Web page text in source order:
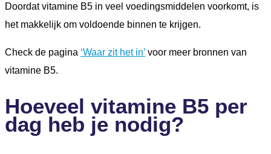
Doordat vitamine B5 in veel voedingsmiddelen voorkomt, is
het makkelijk om voldoende binnen te krijgen.
Check de pagina ‘Waar zit het in’ voor meer bronnen van
vitamine B5.
Hoeveel vitamine B5 per
dag heb je nodig?